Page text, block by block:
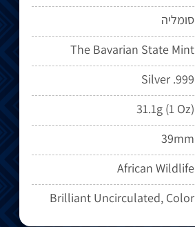
סומליה
The Bavarian State Mint
Silver .999
31.1g (1 Oz)
39mm
African Wildlife
Brilliant Uncirculated, Color